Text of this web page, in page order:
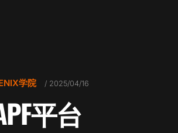
学院 / 2025/04/16
平台